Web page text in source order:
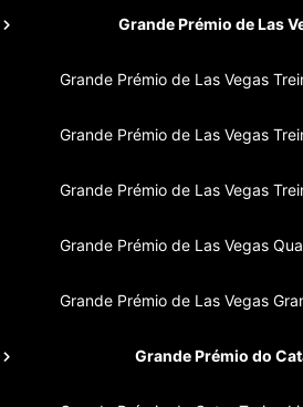
Grande Prémio de Las
Grande Prémio de Las Vegas
Grande Prémio de Las Vegas
Grande Prémio de Las Vegas
Grande Prémio de Las Vegas
Grande Prémio de Las Vegas
Grande Prémio do